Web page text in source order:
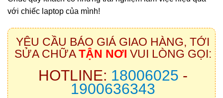
với chiếc laptop của mình!
YÊU CẦU BÁO GIÁ GIAO HÀNG, TỚI
SỬA CHỮA TẬN NƠI VUI LÒNG GỌI:
HOTLINE: 18006025 -
1900636343